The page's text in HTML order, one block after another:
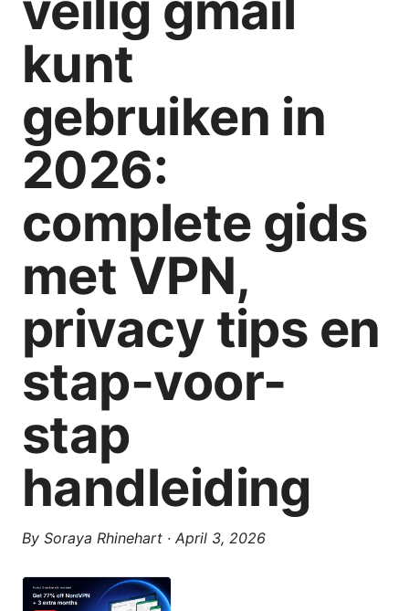
kunt
gebruiken in
2026:
complete gids
met VPN,
privacy tips en
stap-voor-
stap
handleiding
By Soraya Rhinehart · April 3, 2026